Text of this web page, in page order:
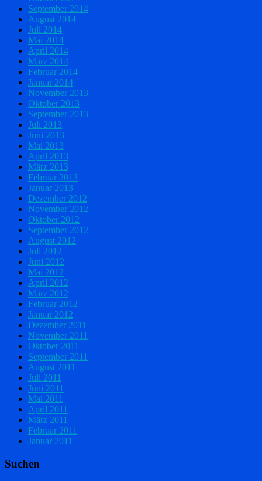
September 2014
August 2014
Juli 2014
Mai 2014
April 2014
März 2014
Februar 2014
Januar 2014
November 2013
Oktober 2013
September 2013
Juli 2013
Juni 2013
Mai 2013
April 2013
März 2013
Februar 2013
Januar 2013
Dezember 2012
November 2012
Oktober 2012
September 2012
August 2012
Juli 2012
Juni 2012
Mai 2012
April 2012
März 2012
Februar 2012
Januar 2012
Dezember 2011
November 2011
Oktober 2011
September 2011
August 2011
Juli 2011
Juni 2011
Mai 2011
April 2011
März 2011
Februar 2011
Januar 2011
Suchen